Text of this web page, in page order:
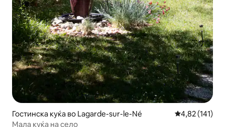
Гостинска куќа во Lagarde-sur-le-Né Просечна
4,82 (141)
Мала куќа на село